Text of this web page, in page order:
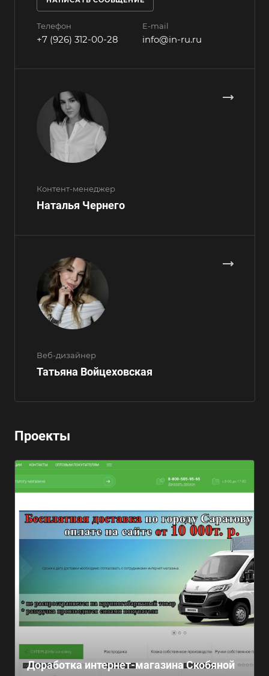
Телефон
+7 (926) 312-00-28
E-mail
info@in-ru.ru
Контент-менеджер
Наталья Чернего
Веб-дизайнер
Татьяна Войцеховская
Проекты
Доработка интернет-магазина Скобяной